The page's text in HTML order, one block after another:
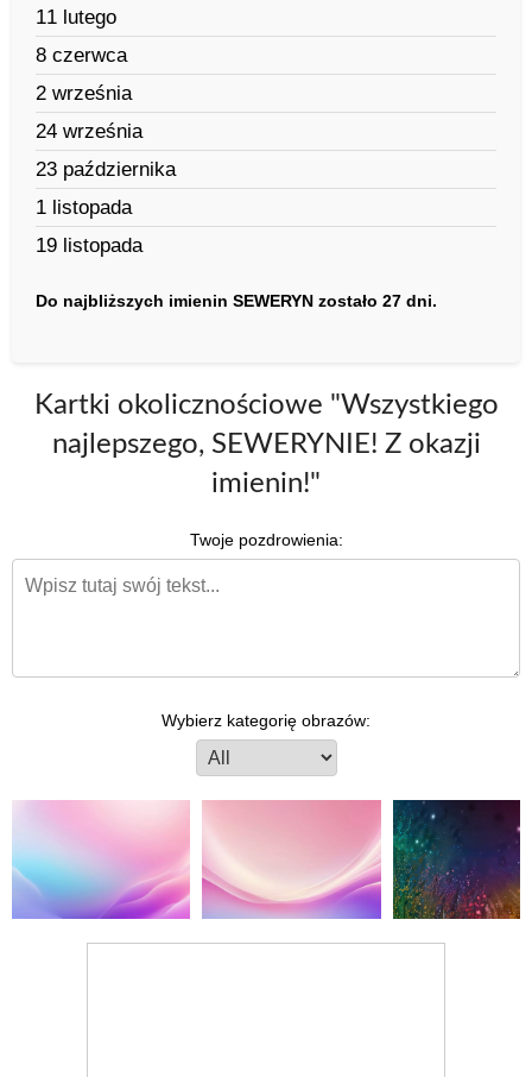
11 lutego
8 czerwca
2 września
24 września
23 października
1 listopada
19 listopada
Do najbliższych imienin SEWERYN zostało 27 dni.
Kartki okolicznościowe "Wszystkiego
najlepszego, SEWERYNIE! Z okazji
imienin!"
Twoje pozdrowienia:
Wybierz kategorię obrazów: